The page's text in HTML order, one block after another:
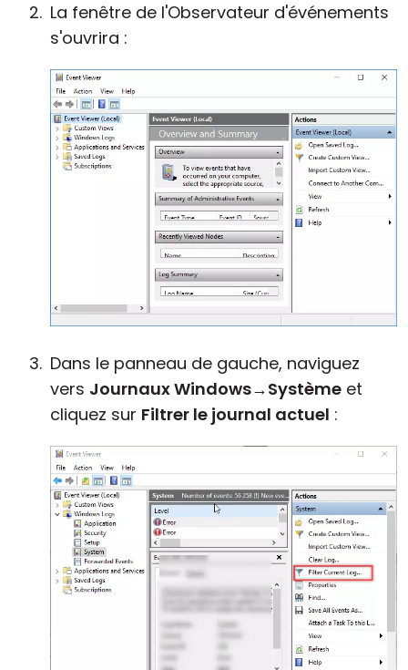
La fenêtre de l'Observateur d'événements
s'ouvrira :
Dans le panneau de gauche, naviguez
vers Journaux Windows→Système et
cliquez sur Filtrer le journal actuel :